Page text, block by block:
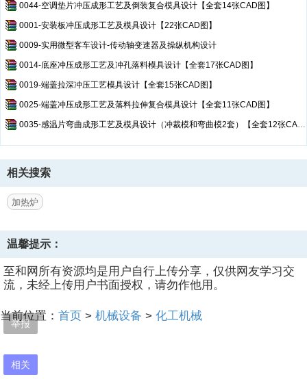
相关
举报
0044-空调垫片冲压成形工艺及倒装复合模具设计【全套14张CAD图】
0001-安装板冲压成形工艺及模具设计【22张CAD图】
0009-实用微型客车设计-传动轴变速器及操纵机构设计
0014-底座冲压成形工艺及冲孔落料模具设计【全套17张CAD图】
0019-端盖拉深冲压工艺模具设计【全套15张CAD图】
0025-端盖冲压成形工艺及落料拉伸复合模具设计【全套11张CAD图】
0035-感温片弯曲成形工艺及模具设计（冲裁模和弯曲模2套）【全套12张CAD图+PROE模型】 (1)
相关搜索
加热炉
温馨提示：
至和网所有资源均是用户自行上传分享，仅供网友学习交
流，未经上传用户书面授权，请勿作他用。
当前位置： 首页 > 机械设备 > 化工机械